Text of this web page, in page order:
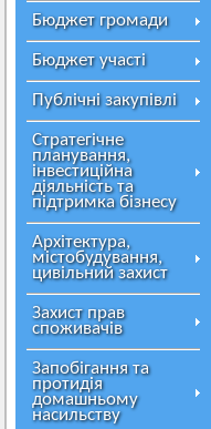
Бюджет громади
Бюджет участі
Публічні закупівлі
Стратегічне
планування,
інвестиційна
діяльність та
підтримка бізнесу
Архітектура,
містобудування,
цивільний захист
Захист прав
споживачів
Запобігання та
протидія
домашньому
насильству